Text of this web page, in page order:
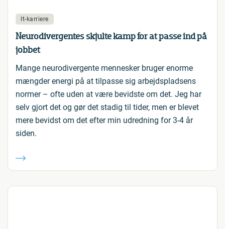
It-karriere
Neurodivergentes skjulte kamp for at passe ind på
jobbet
Mange neurodivergente mennesker bruger enorme
mængder energi på at tilpasse sig arbejdspladsens
normer – ofte uden at være bevidste om det. Jeg har
selv gjort det og gør det stadig til tider, men er blevet
mere bevidst om det efter min udredning for 3-4 år
siden.